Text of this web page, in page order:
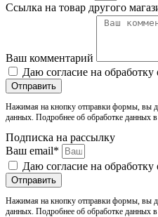
Ссылка на товар другого
Ваш комментарий
Даю согласие на
Отправить
Нажимая на кнопку отправки формы, вы
данных. Подробнее об обработке данных в
Подписка на рассылку
Ваш email*
Даю согласие на
Отправить
Нажимая на кнопку отправки формы, вы
данных. Подробнее об обработке данных в